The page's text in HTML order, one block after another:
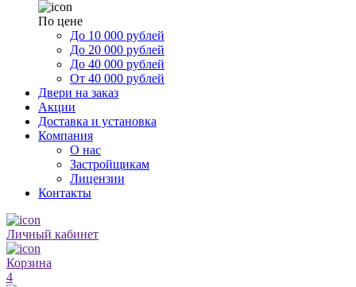
По цене
До 10 000 рублей
До 20 000 рублей
До 40 000 рублей
От 40 000 рублей
Двери на заказ
Акции
Доставка и установка
Компания
О нас
Застройщикам
Лицензии
Контакты
Личный кабинет
Корзина
4